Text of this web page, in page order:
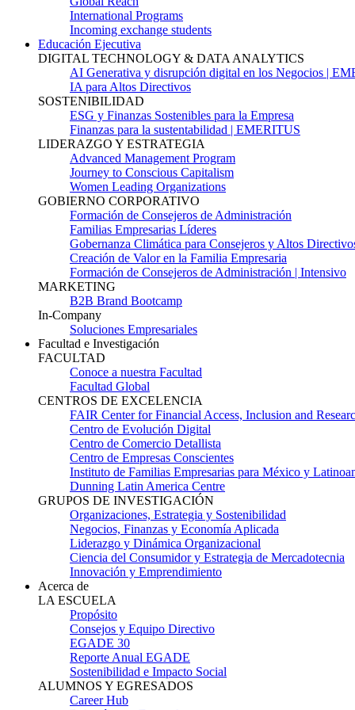
International Programs
Incoming exchange students
Educación Ejecutiva
DIGITAL TECHNOLOGY & DATA ANALYTICS
AI Generativa y disrupción digital en los Negocios |
IA para Altos Directivos
SOSTENIBILIDAD
ESG y Finanzas Sostenibles para la Empresa
Finanzas para la sustentabilidad | EMERITUS
LIDERAZGO Y ESTRATEGIA
Advanced Management Program
Journey to Conscious Capitalism
Women Leading Organizations
GOBIERNO CORPORATIVO
Formación de Consejeros de Administración
Familias Empresarias Líderes
Gobernanza Climática para Consejeros y Altos
Creación de Valor en la Familia Empresaria
Formación de Consejeros de Administración | Intensivo
MARKETING
B2B Brand Bootcamp
In-Company
Soluciones Empresariales
Facultad e Investigación
FACULTAD
Conoce a nuestra Facultad
Facultad Global
CENTROS DE EXCELENCIA
FAIR Center for Financial Access, Inclusion and
Centro de Evolución Digital
Centro de Comercio Detallista
Centro de Empresas Conscientes
Instituto de Familias Empresarias para México y
Dunning Latin America Centre
GRUPOS DE INVESTIGACIÓN
Organizaciones, Estrategia y Sostenibilidad
Negocios, Finanzas y Economía Aplicada
Liderazgo y Dinámica Organizacional
Ciencia del Consumidor y Estrategia de Mercadotecnia
Innovación y Emprendimiento
Acerca de
LA ESCUELA
Propósito
Consejos y Equipo Directivo
EGADE 30
Reporte Anual EGADE
Sostenibilidad e Impacto Social
ALUMNOS Y EGRESADOS
Career Hub